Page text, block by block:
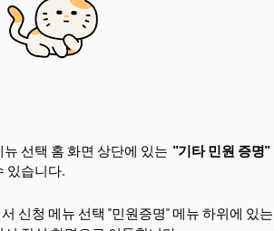
선택 홈 화면 상단에 있는 "기타 민원 증명"
있습니다.
신청 메뉴 선택 "민원증명" 메뉴 하위에 있는